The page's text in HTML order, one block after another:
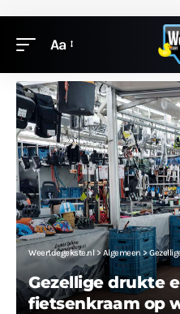
Aa
Weertdegekste.nl >Algemeen>
Gezellige drukte
fietsenkraam op